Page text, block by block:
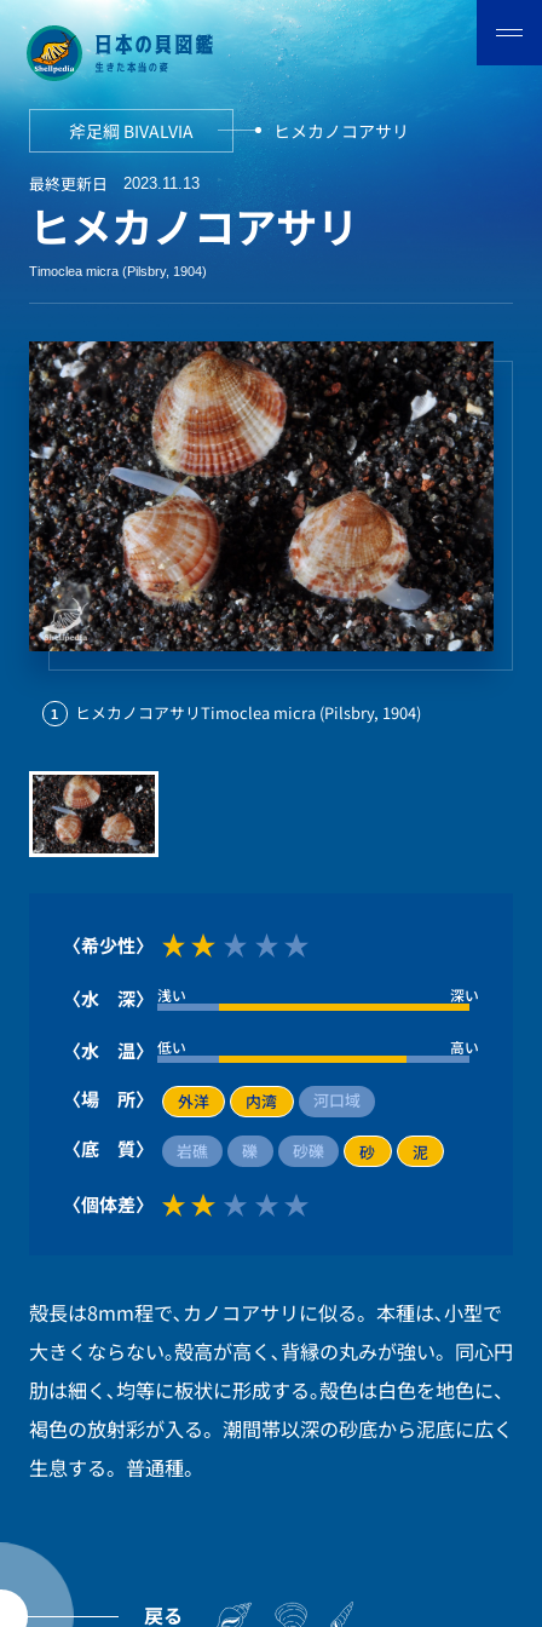
斧足綱 BIVALVIA ヒメカノコアサリ
最終更新日 2023.11.13
ヒメカノコアサリ
Timoclea micra (Pilsbry, 1904)
〈希少性〉
〈水 深〉 浅い 深い
〈水 温〉 低い 高い
〈場 所〉 外洋 内湾 河口域
〈底 質〉 岩礁 礫 砂礫 砂 泥
〈個体差〉
1 ヒメカノコアサリTimoclea micra (Pilsbry, 1904)
殻長は8mm程で､カノコアサリに似る。本種は､小型で
大きくならない｡殻高が高く､背縁の丸みが強い。同心円
肋は細く､均等に板状に形成する｡殻色は白色を地色に、
褐色の放射彩が入る。潮間帯以深の砂底から泥底に広く
生息する。普通種。
戻る